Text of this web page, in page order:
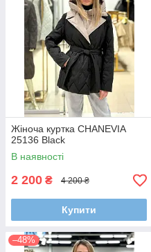
Жіноча куртка CHANEVIA
25136 Black
В наявності
2 200 ₴ 4 200 ₴
Купити
–48%